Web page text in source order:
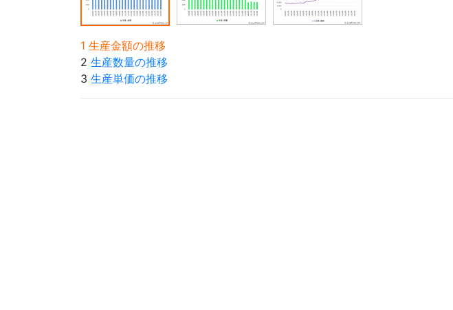
1 生産金額の推移
2 生産数量の推移
3 生産単価の推移